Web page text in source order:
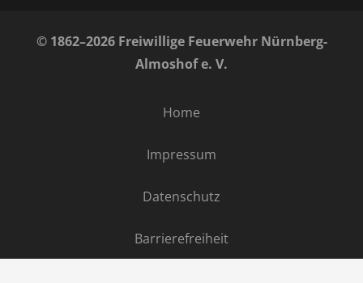
© 1862–2026 Freiwillige Feuerwehr Nürnberg-
Almoshof e. V.
Home
Impressum
Datenschutz
Barrierefreiheit